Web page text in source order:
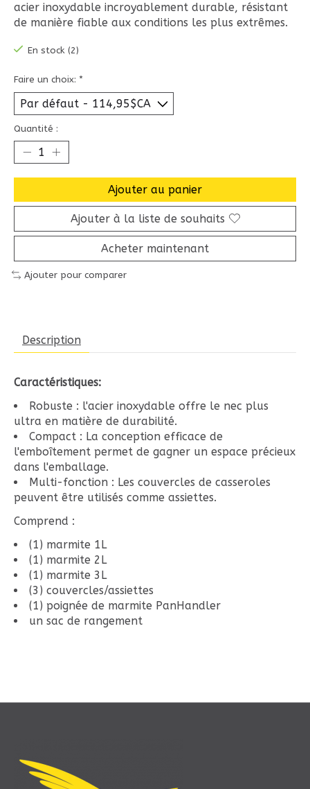
acier inoxydable incroyablement durable, résistant
de manière fiable aux conditions les plus extrêmes.
En stock (2)
Faire un choix: *
Quantité :
Ajouter au panier
Ajouter à la liste de souhaits
Acheter maintenant
Ajouter pour comparer
Description
Caractéristiques:
Robuste : l'acier inoxydable offre le nec plus
ultra en matière de durabilité.
Compact : La conception efficace de
l'emboîtement permet de gagner un espace précieux
dans l'emballage.
Multi-fonction : Les couvercles de casseroles
peuvent être utilisés comme assiettes.
Comprend :
(1) marmite 1L
(1) marmite 2L
(1) marmite 3L
(3) couvercles/assiettes
(1) poignée de marmite PanHandler
un sac de rangement